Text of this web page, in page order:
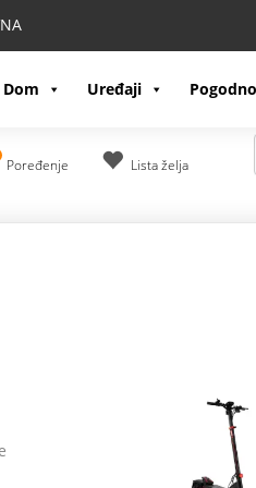
Dom Uređaji
Poređenje Lista želja